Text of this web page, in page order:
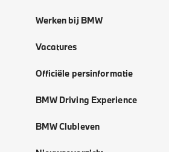
Werken bij BMW
Vacatures
Officiële persinformatie
BMW Driving Experience
BMW Clubleven